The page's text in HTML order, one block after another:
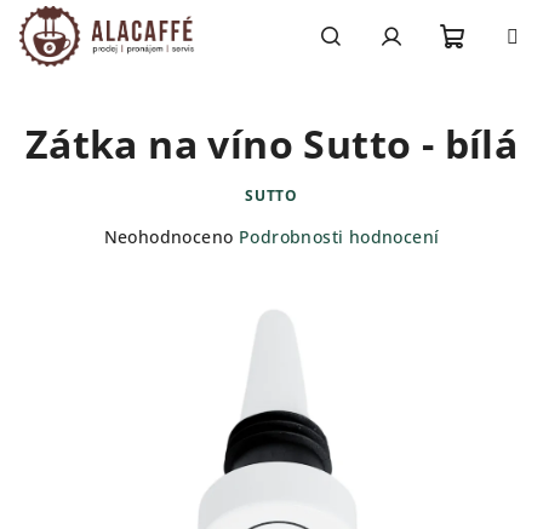
Přejít
na
obsah
košík
Zátka na víno Sutto - bílá
SUTTO
Průměrné
Neohodnoceno Podrobnosti hodnocení